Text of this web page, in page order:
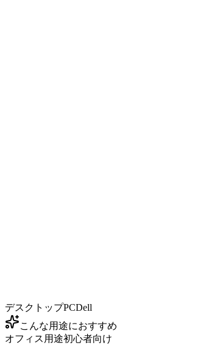
デスクトップPCDell
こんな用途におすすめ
オフィス用途初心者向け